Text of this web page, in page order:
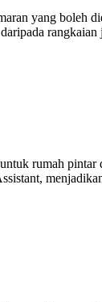
yang boleh
rumah pintar